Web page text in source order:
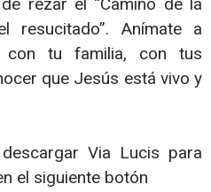
rezar el “Camino de la
resucitado”. Anímate a
tu familia, con tus
que Jesús está vivo y
Via Lucis para
el siguiente botón